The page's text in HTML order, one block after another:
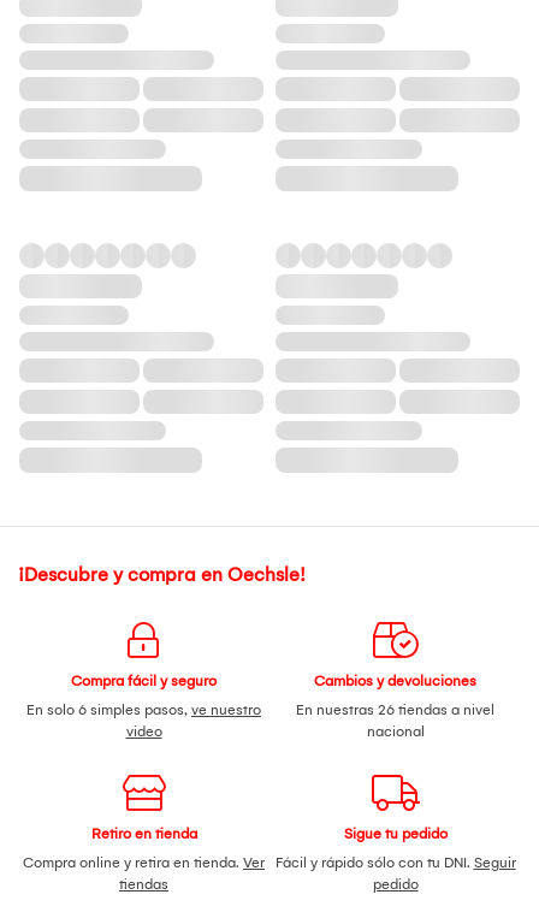
¡Descubre y compra en Oechsle!
Compra fácil y seguro
En solo 6 simples pasos, ve nuestro
video
Cambios y devoluciones
En nuestras 26 tiendas a nivel
nacional
Retiro en tienda
Compra online y retira en tienda. Ver
tiendas
Sigue tu pedido
Fácil y rápido sólo con tu DNI. Seguir
pedido